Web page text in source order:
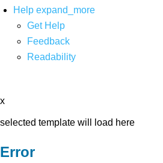
Help expand_more
Get Help
Feedback
Readability
x
selected template will load here
Error